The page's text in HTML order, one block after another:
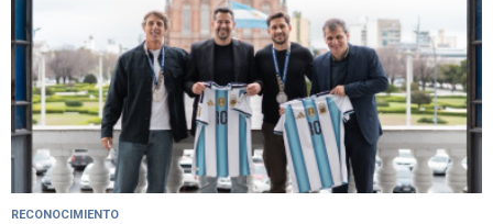
RECONOCIMIENTO